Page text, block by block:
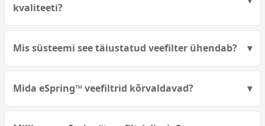
kvaliteeti?
Mis süsteemi see täiustatud veefilter ühendab?
Mida eSpring™ veefiltrid kõrvaldavad?